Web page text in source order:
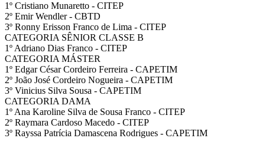
1º Cristiano Munaretto - CITEP
2º Emir Wendler - CBTD
3º Ronny Erisson Franco de Lima - CITEP
CATEGORIA SÊNIOR CLASSE B
1º Adriano Dias Franco - CITEP
CATEGORIA MÁSTER
1º Edgar César Cordeiro Ferreira - CAPETIM
2º João José Cordeiro Nogueira - CAPETIM
3º Vinicius Silva Sousa - CAPETIM
CATEGORIA DAMA
1º Ana Karoline Silva de Sousa Franco - CITEP
2º Raymara Cardoso Macedo - CITEP
3º Rayssa Patrícia Damascena Rodrigues - CAPETIM